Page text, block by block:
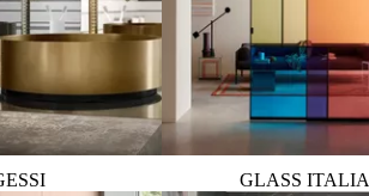
GLASS ITALIA